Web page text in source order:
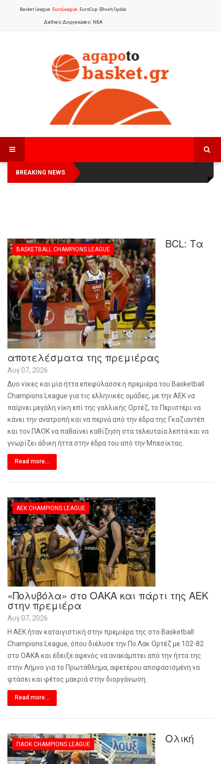
Basket League EuroLeague EuroCup Εθνική Ομάδα
Διεθνείς Διοργανώσεις NBA
BREAKING NEWS
Οι Πάνθηρες Καβάλας στην Women
Basketball League 1
Γυναικών:
BASKETBALL CHAMPIONS LEAGUE BCL: Τα
αποτελέσματα της πρεμιέρας
Αυγ 07, 2026
Δυο νίκες και μία ήττα επεφύλασσε η πρεμιέρα του Basketball
Champions
League για τις ελληνικές ομάδες, με την ΑΕΚ να
παίρνει μεγάλη νίκη επί της γαλλικής Ορτέζ, το Περιστέρι να
κάνει την ανατροπή και να περνά από την έδρα της Γκαζιαντέπ
και τον ΠΑΟΚ να παθαίνει καθίζηση στα τελευταία λεπτά και να
γνωρίζει άδικη ήττα στην έδρα του από την Μπεσίκτας.
Read more...
ΑΕΚ CHAMPIONS LEAGUE
«Πολυβόλα» στο ΟΑΚΑ και πάρτι της ΑΕΚ
στην πρεμιέρα
Αυγ 07, 2026
Η ΑΕΚ ήταν καταιγιστική στην πρεμιέρα της στο Basketball
Champions League, όπου διέλυσε την Πο Λακ Ορτέζ με 102-82
στο ΟΑΚΑ και έδειξε αφενός να ανακάμπτει από την ήττα της
στην Λήμνο για το Πρωτάθλημα, αφετέρου αποφασισμένη να
φτάσει και φέτος μακριά στην διοργάνωση.
Read more...
ΠΑΟΚ CHAMPIONS LEAGUE Ολική